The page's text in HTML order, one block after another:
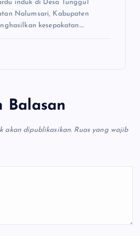
induk di Desa Tunggul
Nalumsari, Kabupaten
kesepakatan.…
Balasan
akan dipublikasikan. Ruas yang wajib